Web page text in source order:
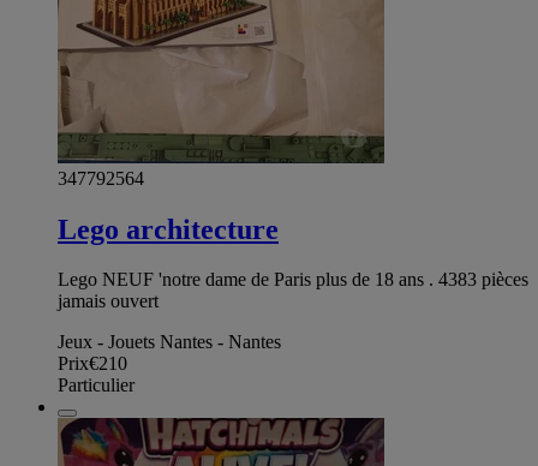
347792564
Lego architecture
Lego NEUF 'notre dame de Paris plus de 18 ans . 4383 pièces
jamais ouvert
Jeux - Jouets Nantes - Nantes
Prix€210
Particulier